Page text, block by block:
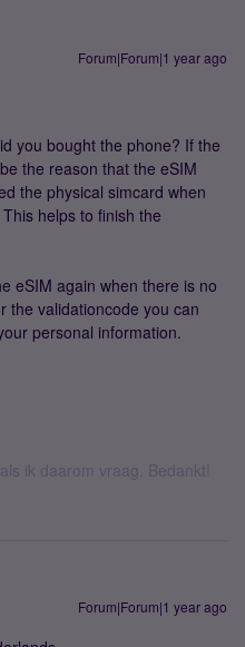
Forum|Forum|1 year ago
you bought the phone? If the
the reason that the eSIM
the physical simcard when
helps to finish the
eSIM again when there is no
the validationcode you can
personal information.
ik daarom vraag. Bedankt!
Forum|Forum|1 year ago